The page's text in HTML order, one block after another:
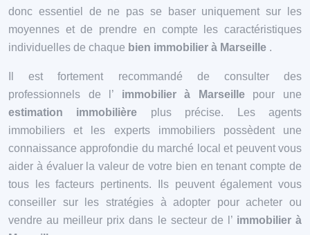
donc essentiel de ne pas se baser uniquement sur les
moyennes et de prendre en compte les caractéristiques
individuelles de chaque bien immobilier à Marseille .
Il est fortement recommandé de consulter des
professionnels de l’ immobilier à Marseille pour une
estimation immobilière plus précise. Les agents
immobiliers et les experts immobiliers possèdent une
connaissance approfondie du marché local et peuvent vous
aider à évaluer la valeur de votre bien en tenant compte de
tous les facteurs pertinents. Ils peuvent également vous
conseiller sur les stratégies à adopter pour acheter ou
vendre au meilleur prix dans le secteur de l’ immobilier à